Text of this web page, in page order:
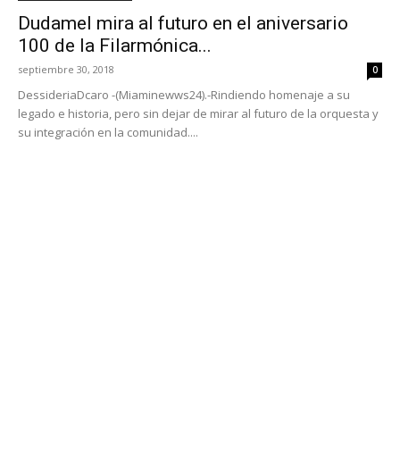
Dudamel mira al futuro en el aniversario
100 de la Filarmónica...
septiembre 30, 2018 0
DessideriaDcaro -(Miaminewws24).-Rindiendo homenaje a su
legado e historia, pero sin dejar de mirar al futuro de la orquesta y
su integración en la comunidad....